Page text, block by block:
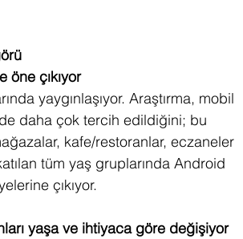
öne çıkıyor
yaygınlaşıyor. Araştırma, mobil
daha çok tercih edildiğini; bu
kafe/restoranlar, eczaneler
tüm yaş gruplarında Android
çıkıyor.
yaşa ve ihtiyaca göre değişiyor